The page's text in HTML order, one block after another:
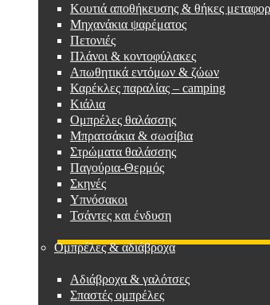
Κουτιά αποθήκευσης & θήκες
Μηχανάκια ψαρέματος
Πετονιές
Πλάνοι & κοντοφύλακες
Απωθητικά εντόμων & ζώων
Καρέκλες παραλίας – camping
Κιάλια
Ομπρέλες θαλάσσης
Μπρατσάκια & σωσίβια
Στρώματα θαλάσσης
Παγούρια-Θερμός
Σκηνές
Υπνόσακοι
Τσάντες και ένδυση
Ομπρέλες & αδιάβροχα
Αδιάβροχα & γαλότσες
Σπαστές ομπρέλες